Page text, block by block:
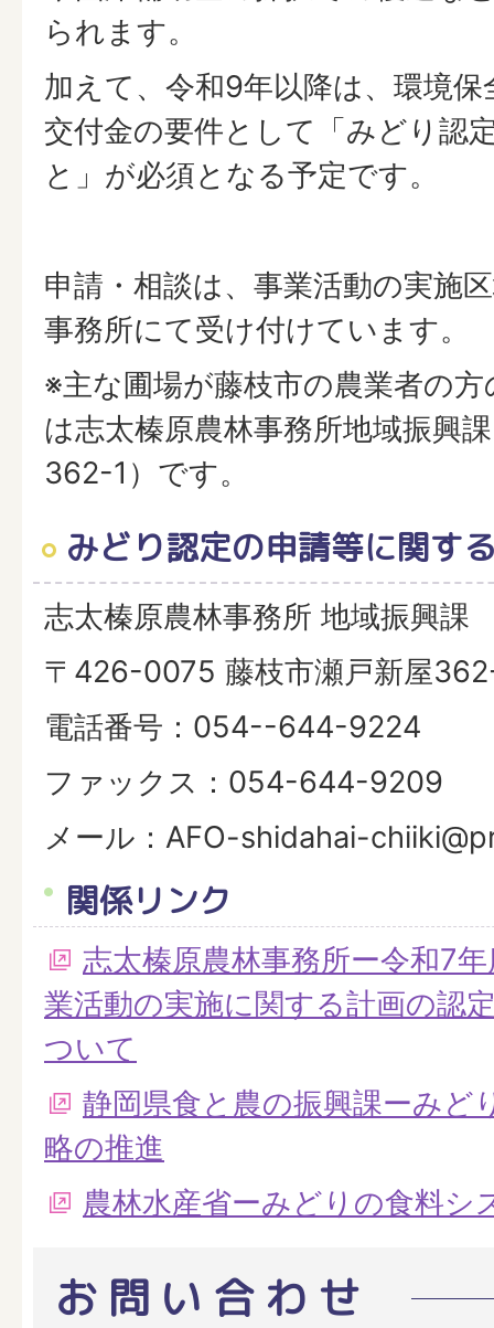
られます。
加えて、令和9年以降は、環境保
交付金の要件として「みどり認
と」が必須となる予定です。
申請・相談は、事業活動の実施
事務所にて受け付けています。
※主な圃場が藤枝市の農業者の
は志太榛原農林事務所地域振興
362-1）です。
みどり認定の申請等に関す
志太榛原農林事務所 地域振興課
〒426-0075 藤枝市瀬戸新屋
電話番号：054--644-9224
ファックス：054-644-9209
メール：AFO-shidahai-
関係リンク
志太榛原農林事務所ー令和7
業活動の実施に関する計画の認
ついて
静岡県食と農の振興課ーみど
略の推進
農林水産省ーみどりの食料シ
お問い合わせ